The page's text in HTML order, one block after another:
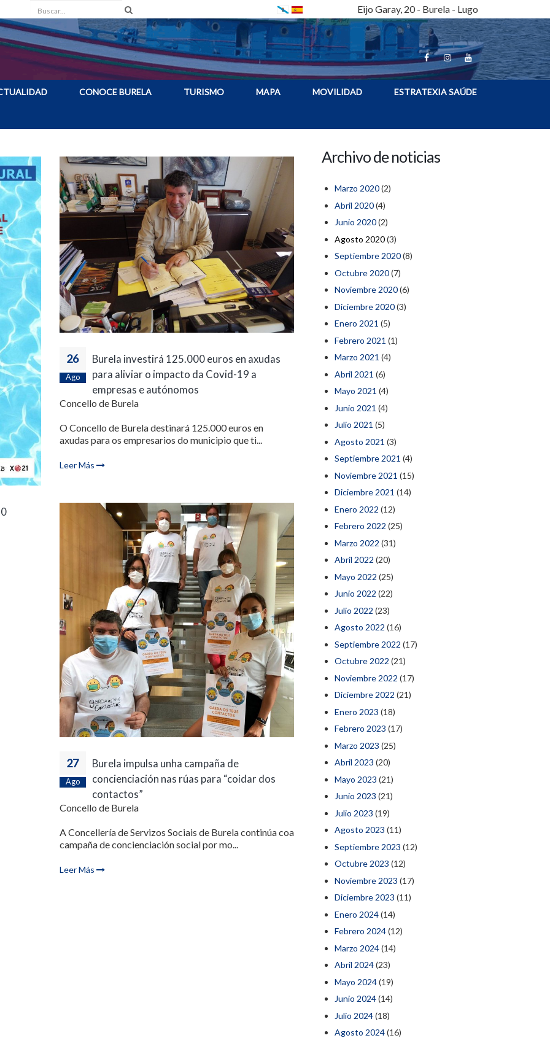
Buscar Eijo Garay, 20 - Burela - Lugo
CONOCE BURELA TURISMO MAPA MOVILIDAD ESTRATEXIA SAÚDE
26
Ago
Burela investirá 125.000 euros en axudas
para aliviar o impacto da Covid-19 a
empresas e autónomos
Concello de Burela
O Concello de Burela destinará 125.000 euros en
axudas para os empresarios do municipio que ti...
Leer Más
27
Ago
Burela impulsa unha campaña de
concienciación nas rúas para “coidar dos
contactos”
Concello de Burela
A Concellería de Servizos Sociais de Burela continúa coa
campaña de concienciación social por mo...
Leer Más
Archivo de noticias
Marzo 2020(2)
Abril 2020(4)
Junio 2020(2)
Agosto 2020(3)
Septiembre 2020(8)
Octubre 2020(7)
Noviembre 2020(6)
Diciembre 2020(3)
Enero 2021 (5)
Febrero 2021 (1)
Marzo 2021 (4)
Abril 2021 (6)
Mayo 2021 (4)
Junio 2021 (4)
Julio 2021 (5)
Agosto 2021 (3)
Septiembre 2021 (4)
Noviembre 2021 (15)
Diciembre 2021 (14)
Enero 2022 (12)
Febrero 2022 (25)
Marzo 2022 (31)
Abril 2022 (20)
Mayo 2022 (25)
Junio 2022 (22)
Julio 2022 (23)
Agosto 2022 (16)
Septiembre 2022 (17)
Octubre 2022 (21)
Noviembre 2022 (17)
Diciembre 2022 (21)
Enero 2023 (18)
Febrero 2023 (17)
Marzo 2023 (25)
Abril 2023 (20)
Mayo 2023 (21)
Junio 2023 (21)
Julio 2023 (19)
Agosto 2023 (11)
Septiembre 2023 (12)
Octubre 2023 (12)
Noviembre 2023 (17)
Diciembre 2023 (11)
Enero 2024(14)
Febrero 2024(12)
Marzo 2024(14)
Abril 2024(23)
Mayo 2024(19)
Junio 2024(14)
Julio 2024(18)
Agosto 2024(16)